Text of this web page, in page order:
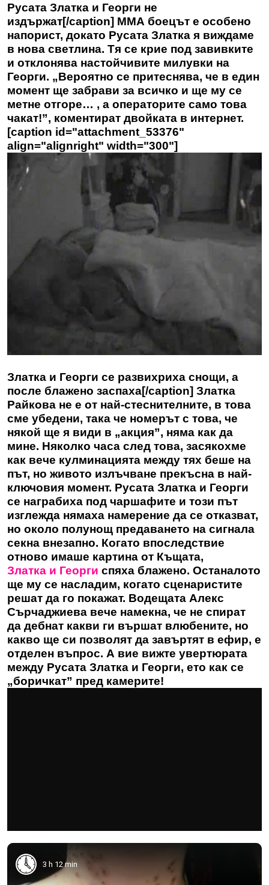
Русата Златка и Георги не
издържат[/caption] ММА боецът е особено
напорист, докато Русата Златка я виждаме
в нова светлина. Тя се крие под завивките
и отклонява настойчивите милувки на
Георги. „Вероятно се притеснява, че в един
момент ще забрави за всичко и ще му се
метне отгоре… , а операторите само това
чакат!”, коментират двойката в интернет.
[caption id="attachment_53376"
align="alignright" width="300"]
Златка и Георги се развихриха снощи, а
после блажено заспаха[/caption] Златка
Райкова не е от най-стеснителните, в това
сме убедени, така че номерът с това, че
някой ще я види в „акция”, няма как да
мине. Няколко часа след това, засякохме
как вече кулминацията между тях беше на
път, но живото излъчване прекъсна в най-
ключовия момент. Русата Златка и Георги
се награбиха под чаршафите и този път
изглежда нямаха намерение да се отказват,
но около полунощ предаването на сигнала
секна внезапно. Когато впоследствие
отново имаше картина от Къщата,
Златка и Георги спяха блажено. Останалото
ще му се насладим, когато сценаристите
решат да го покажат. Водещата Алекс
Сърчаджиева вече намекна, че не спират
да дебнат какви ги вършат влюбените, но
какво ще си позволят да завъртят в ефир, е
отделен въпрос. А вие вижте увертюрата
между Русата Златка и Георги, ето как се
„боричкат” пред камерите!
3 h 12 min